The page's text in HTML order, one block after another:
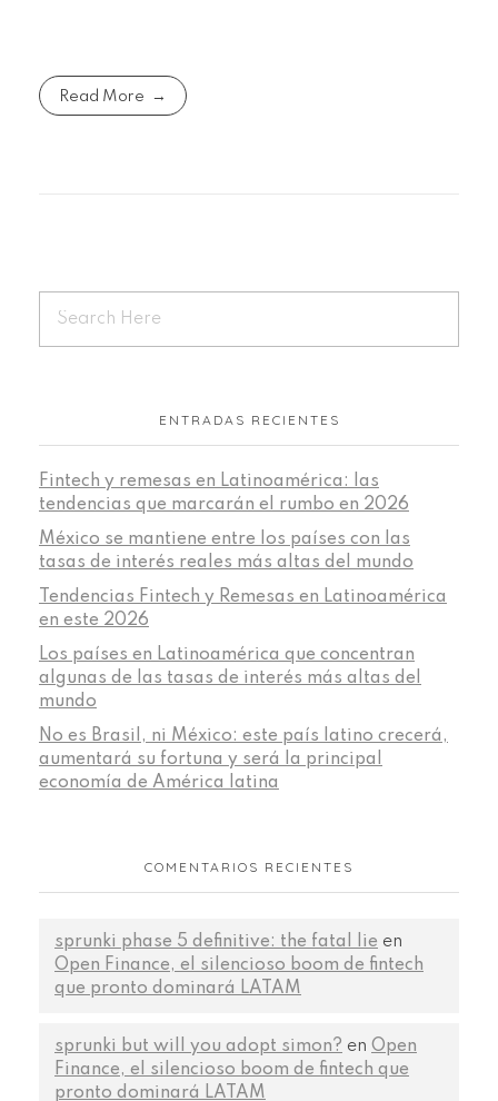
Read More
ENTRADAS RECIENTES
Fintech y remesas en Latinoamérica: las
tendencias que marcarán el rumbo en 2026
México se mantiene entre los países con las
tasas de interés reales más altas del mundo
Tendencias Fintech y Remesas en Latinoamérica
en este 2026
Los países en Latinoamérica que concentran
algunas de las tasas de interés más altas del
mundo
No es Brasil, ni México: este país latino crecerá,
aumentará su fortuna y será la principal
economía de América latina
COMENTARIOS RECIENTES
sprunki phase 5 definitive: the fatal lie en
Open Finance, el silencioso boom de fintech
que pronto dominará LATAM
sprunki but will you adopt simon? en Open
Finance, el silencioso boom de fintech que
pronto dominará LATAM